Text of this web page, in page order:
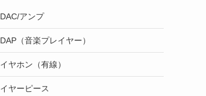
DAC/アンプ
DAP（音楽プレイヤー）
イヤホン（有線）
イヤーピース